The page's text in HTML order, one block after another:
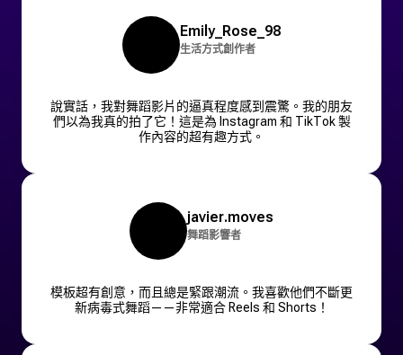
Emily_Rose_98
生活方式創作者
說實話，我對舞蹈影片的逼真程度感到震驚。我的朋友
們以為我真的拍了它！這是為 Instagram 和 TikTok 製
作內容的超有趣方式。
javier.moves
舞蹈影響者
模板超有創意，而且總是緊跟潮流。我喜歡他們不斷更
新病毒式舞蹈——非常適合 Reels 和 Shorts！